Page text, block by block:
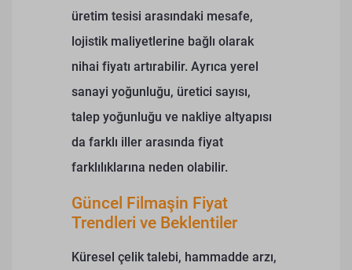
üretim tesisi arasındaki mesafe,
lojistik maliyetlerine bağlı olarak
nihai fiyatı artırabilir. Ayrıca yerel
sanayi yoğunluğu, üretici sayısı,
talep yoğunluğu ve nakliye altyapısı
da farklı iller arasında fiyat
farklılıklarına neden olabilir.
Güncel Filmaşin Fiyat
Trendleri ve Beklentiler
Küresel çelik talebi, hammadde arzı,